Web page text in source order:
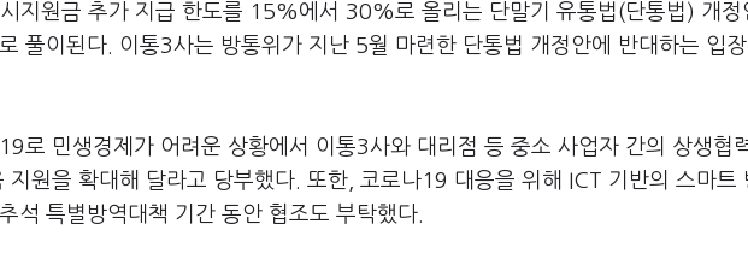
지원금 추가 지급 한도를 15%에서 30%로 올리는 단말기 유통법(단통법) 개정
풀이된다. 이통3사는 방통위가 지난 5월 마련한 단통법 개정안에 반대하는 입
로 민생경제가 어려운 상황에서 이통3사와 대리점 등 중소 사업자 간의 상생협
지원을 확대해 달라고 당부했다. 또한, 코로나19 대응을 위해 ICT 기반의 스마트
석 특별방역대책 기간 동안 협조도 부탁했다.